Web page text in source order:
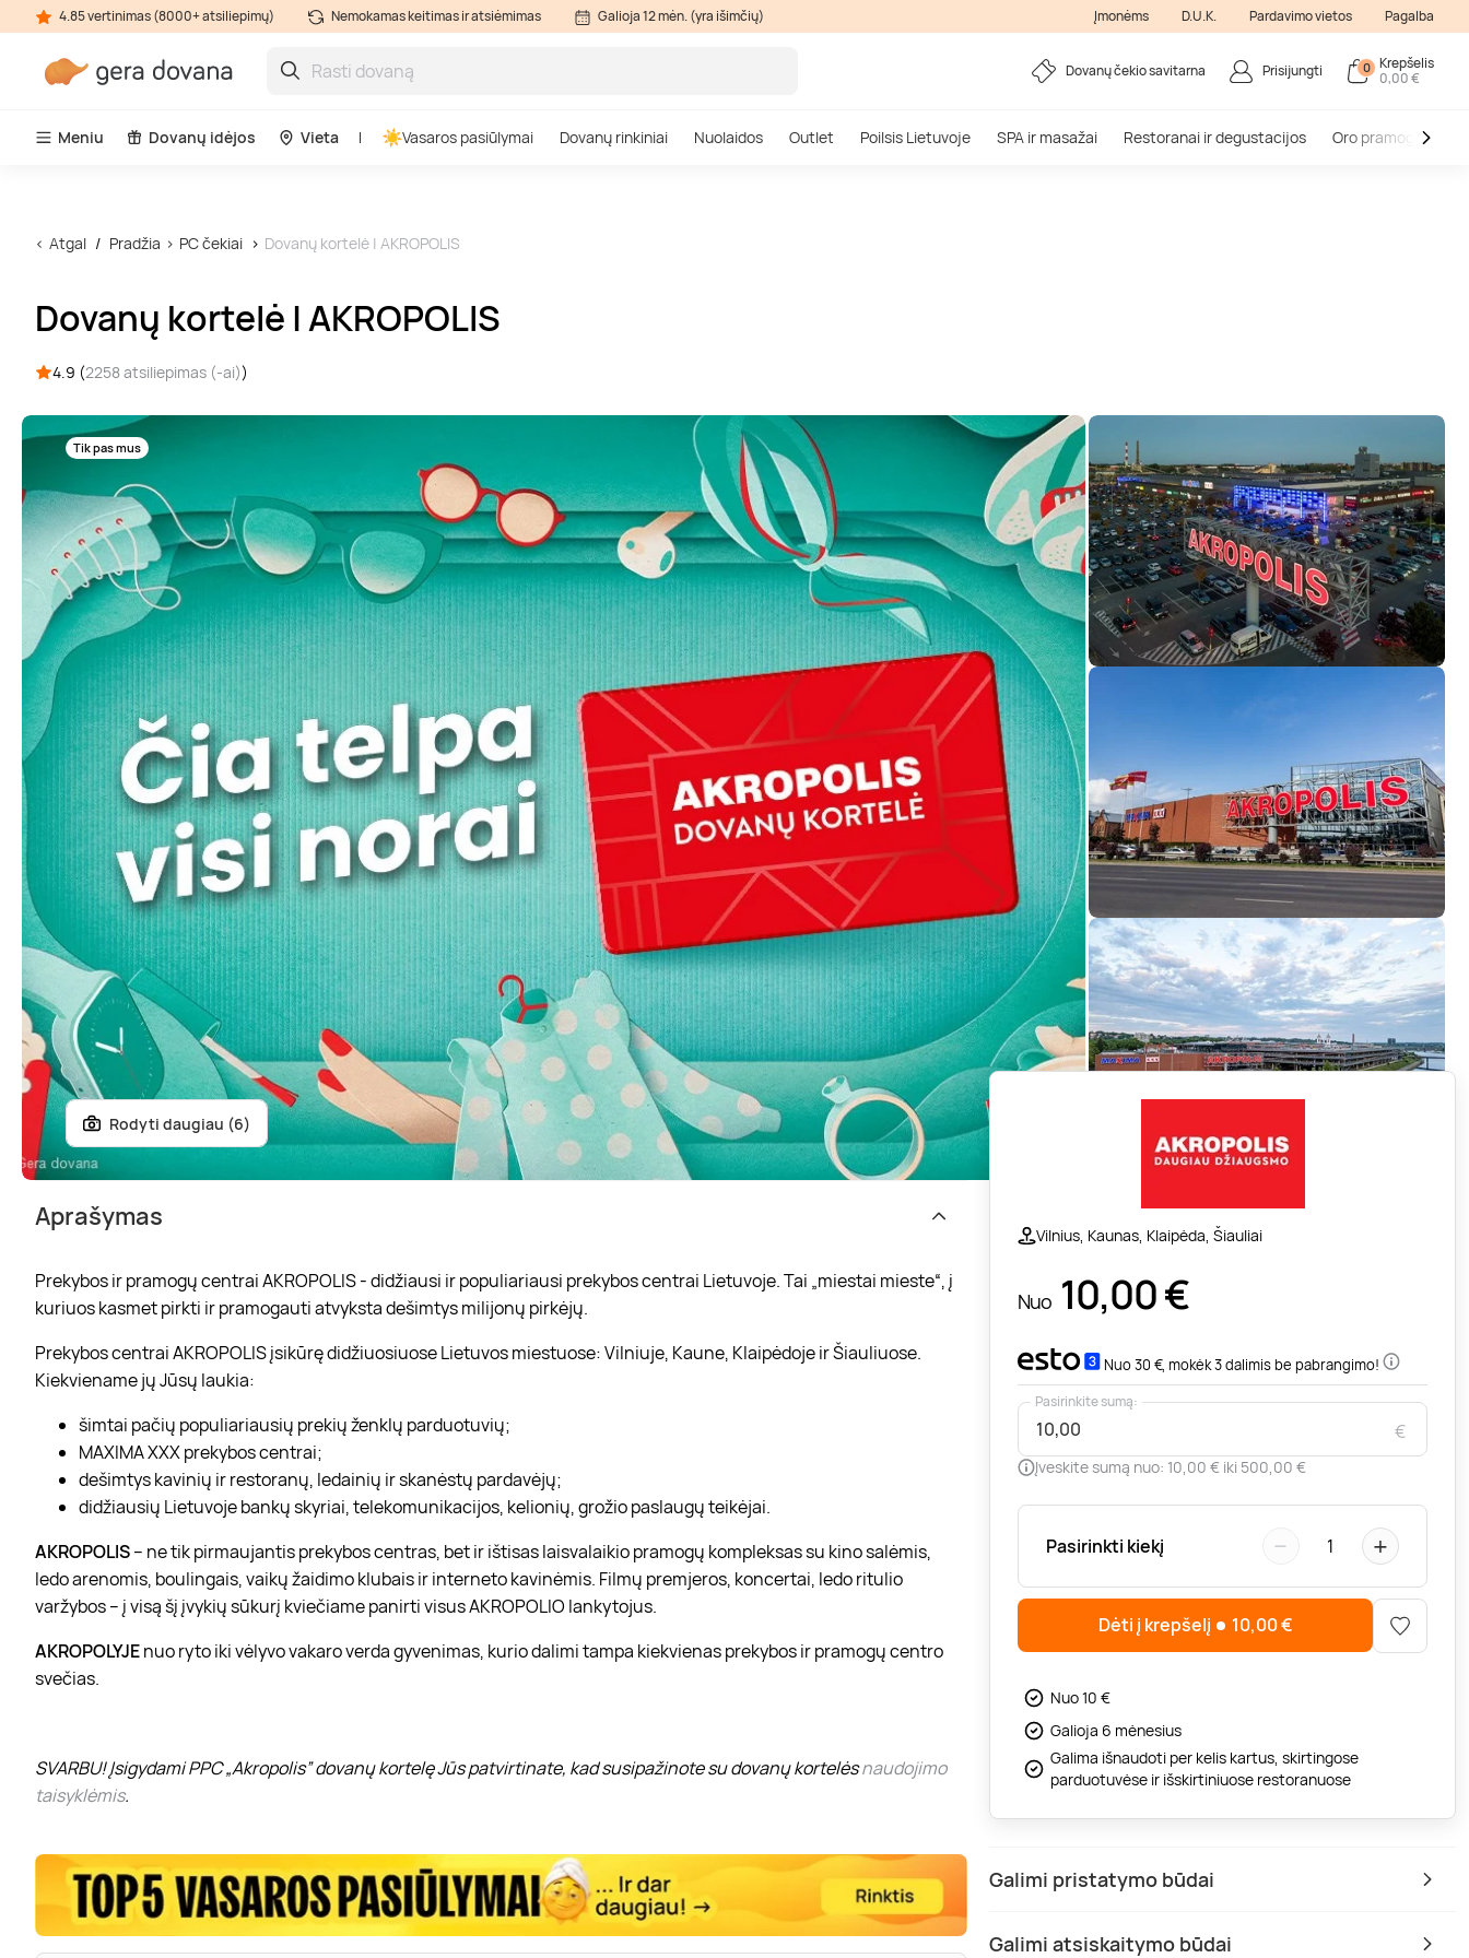
4.85 vertinimas (8000+ atsiliepimų) Nemokamas keitimas ir atsiėmimas Galioja 12 mėn. (yra išimčių) Įmonėms D.U.K. Pardavimo vietos Pagalba
Dovanų čekio savitarna Prisijungti 0 Krepšelis
0,00 €
Meniu Dovanų idėjos Vieta Vasaros pasiūlymai Dovanų rinkiniai Nuolaidos Outlet Poilsis Lietuvoje SPA ir masažai Restoranai ir degustacijos Oro pramogos
Atgal Pradžia PC čekiai Dovanų kortelė | AKROPOLIS
Dovanų kortelė | AKROPOLIS
4.9 (2258 atsiliepimas (-ai))
Tik pas mus
Rodyti daugiau (6)
Vilnius, Kaunas, Klaipėda, Šiauliai
Nuo 10,00€
Nuo 30 €, mokėk 3 dalimis be pabrangimo!
€
Pasirinkite sumą:
Įveskite sumą nuo: 10,00 € iki 500,00 €
Pasirinkti kiekį − 1 +
Dėti į krepšelį 10,00€
Nuo 10 €
Galioja 6 mėnesius
Galima išnaudoti per kelis kartus, skirtingose
parduotuvėse ir išskirtiniuose restoranuose
Galimi pristatymo būdai
Galimi atsiskaitymo būdai
Aprašymas
Prekybos ir pramogų centrai AKROPOLIS - didžiausi ir populiariausi prekybos centrai Lietuvoje. Tai „miestai mieste“, į
kuriuos kasmet pirkti ir pramogauti atvyksta dešimtys milijonų pirkėjų.
Prekybos centrai AKROPOLIS įsikūrę didžiuosiuose Lietuvos miestuose: Vilniuje, Kaune, Klaipėdoje ir Šiauliuose.
Kiekviename jų Jūsų laukia:
šimtai pačių populiariausių prekių ženklų parduotuvių;
MAXIMA XXX prekybos centrai;
dešimtys kavinių ir restoranų, ledainių ir skanėstų pardavėjų;
didžiausių Lietuvoje bankų skyriai, telekomunikacijos, kelionių, grožio paslaugų teikėjai.
AKROPOLIS– ne tik pirmaujantis prekybos centras, bet ir ištisas laisvalaikio pramogų kompleksas su kino salėmis,
ledo arenomis, boulingais, vaikų žaidimo klubais ir interneto kavinėmis. Filmų premjeros, koncertai, ledo ritulio
varžybos – į visą šį įvykių sūkurį kviečiame panirti visus AKROPOLIO lankytojus.
AKROPOLYJEnuo ryto iki vėlyvo vakaro verda gyvenimas, kurio dalimi tampa kiekvienas prekybos ir pramogų centro
svečias.
SVARBU! Įsigydami PPC „Akropolis” dovanų kortelę Jūs patvirtinate, kad susipažinote su dovanų kortelėsnaudojimo
taisyklėmis.